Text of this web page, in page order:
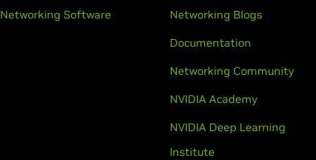
Networking Software Networking Blogs
Documentation
Networking Community
NVIDIA Academy
NVIDIA Deep Learning
Institute